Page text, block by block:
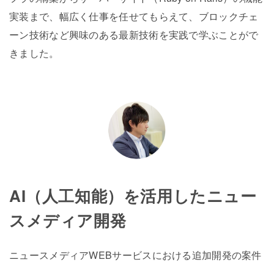
実装まで、幅広く仕事を任せてもらえて、ブロックチェ
ーン技術など興味のある最新技術を実践で学ぶことがで
きました。
AI（人工知能）を活用したニュー
スメディア開発
ニュースメディアWEBサービスにおける追加開発の案件